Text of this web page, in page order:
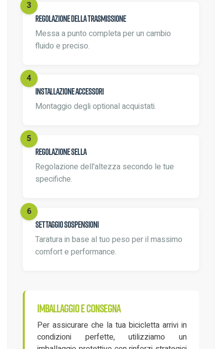
Regolazione della trasmissione
Messa a punto completa per un cambio
fluido e preciso.
Installazione accessori
Montaggio degli optional acquistati.
Regolazione sella
Regolazione dell'altezza secondo le tue
specifiche.
Settaggio sospensioni
Taratura in base al tuo peso per il massimo
comfort e performance.
Imballaggio e consegna
Per assicurare che la tua bicicletta arrivi in
condizioni perfette, utilizziamo un